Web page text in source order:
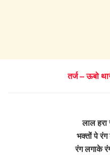
तर्ज – ऊबो
लाल हरा
भक्तों पे रंग
रंग लगाके